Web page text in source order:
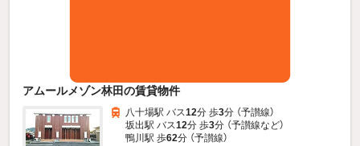
アムールメゾン林田の賃貸物件
八十場駅 バス12分 歩3分 （予讃線）
坂出駅 バス12分 歩3分 （予讃線など）
鴨川駅 歩62分 （予讃線）